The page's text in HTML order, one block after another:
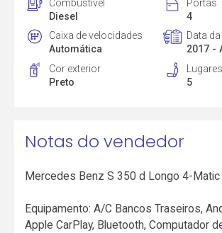
Combustível
Diesel
Portas
4
Caixa de velocidades
Automática
Data
2017 -
Cor exterior
Preto
Lugares
5
Notas do vendedor
Mercedes Benz S 350 d Longo 4-Matic
Equipamento: A/C Bancos Traseiros,
Apple CarPlay, Bluetooth, Computador